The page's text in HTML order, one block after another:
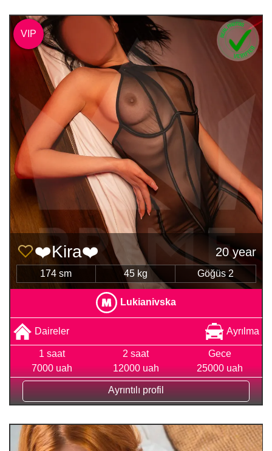
❤️Kira❤️ 20 year
174 sm 45 kg Göğüs 2
Lukianivska
Daireler Ayrılma
1 saat
7000 uah
2 saat
12000 uah
Gece
25000 uah
Ayrıntılı profil
VIP